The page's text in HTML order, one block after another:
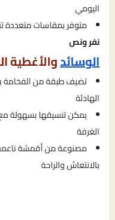
اليومي
متوفر بمقاسات متعددة
نفر ونص
الوسائدوالأغطية
تضيف طبقة من الفخامة
الهادئة
يمكن تنسيقها بسهولة مع
الغرفة
مصنوعة من أقمشة
بالانتعاش والراحة